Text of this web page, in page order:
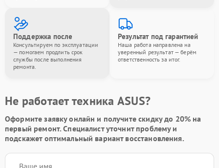
Поддержка после
Консультируем по эксплуатации
— помогаем продлить срок
службы после выполнения
ремонта.
Результат под гарантией
Наша работа направлена на
уверенный результат — берём
ответственность за итог.
Не работает техника ASUS?
Оформите заявку онлайн и получитескидку до 20% на
первый ремонт. Специалист уточнит проблему и
подскажет оптимальный вариант восстановления.